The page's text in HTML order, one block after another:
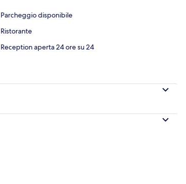
Parcheggio disponibile
Ristorante
Reception aperta 24 ore su 24